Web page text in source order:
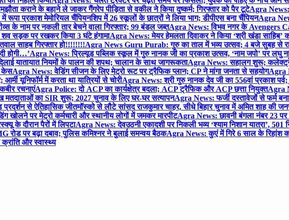
कराने के बहाने ले जाकर गैंगरेप पीड़िता से वकील ने किया दुष्कर्म; गिरफ्तार को पैर टूटेAgra News:
प्रकाश मेमोरियल चैंपियनशिप में 26 स्कूलों के छात्रों ने लिया भाग; डीपीएस बना चैंपियनAgra
के नाम पर नकली तार बेचने वाला गिरफ्तार; 99 बंडल जब्तAgra News: विभव नगर के Avengers
शव सड़क पर रखकर किया 3 घंटे हंगामाAgra News: मेयर हेमलता दिवाकर ने किया ‘श्री खंडा साहिब’
साहब गिरफ्तार हो!!!!!!!!Agra News Guru Purab: गुरु का ताल में भव्य उत्सव; 4 बजे सुबह से
होगी…’Agra News: प्रिल्यूड पब्लिक स्कूल में गुरु नानक जी का प्रकाश उत्सव, ‘नाम जपो’ पर लघु
यातायात नियमों के पालन की शपथ; चालान के साथ जागरूकताAgra News: सहालग शुरू;
केसAgra News: वेडिंग सीजन के लिए मेट्रो रूट पर ट्रैफिक प्लान; CP ने मांगा जनता से सहयोगAgra
यूनिफॉर्म में करता था यात्रियों से चोरीAgra News: श्री गुरु नानक देव जी का 556वां प्रकाश पर्व;
रचनाएंAgra Police: दो ACP का कार्यक्षेत्र बदला; ACP ट्रैफिक और ACP छत्ता नियुक्तAgra
मतदाताओं का SIR शुरू; 2027 चुनाव के लिए घर-घर सत्यापनAgra News: फर्जी दस्तावेजों से फर्म
प्रदर्शन से ऐतिहासिक जीतमॉस्को से लौटे सांसद राजकुमार चाहर, सीधे बिहार चुनाव में अमित शाह की
खोलने पर मेट्रो कर्मचारी और स्थानीय लोगों में जमकर मारपीटAgra News: छावनी बंगला नंबर 23
के दौरान पैरों में लिपटाAgra News: देवउठनी एकादशी पर निकली भव्य ‘श्याम निशान यात्रा’, 501
रोड पर बढ़ा दबाव; पुलिस कमिश्नर ने बुलाई समन्वय बैठकAgra News: कुएं में गिरे 6 साल के रिहांश
और स्वास्थ्य